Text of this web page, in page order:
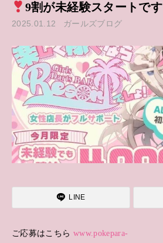
9割が未経験スタートです
2025.01.12 ガールズブログ
LINE
ご応募はこちら www.pokepara-